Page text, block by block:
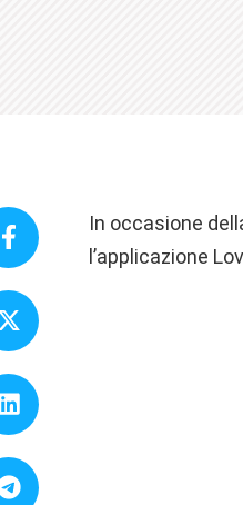
In occasione
l’applicazione